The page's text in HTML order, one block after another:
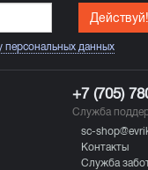
Действуй!
персональных данных
+7 (705)
Служба
sc-
Контакты
Служба